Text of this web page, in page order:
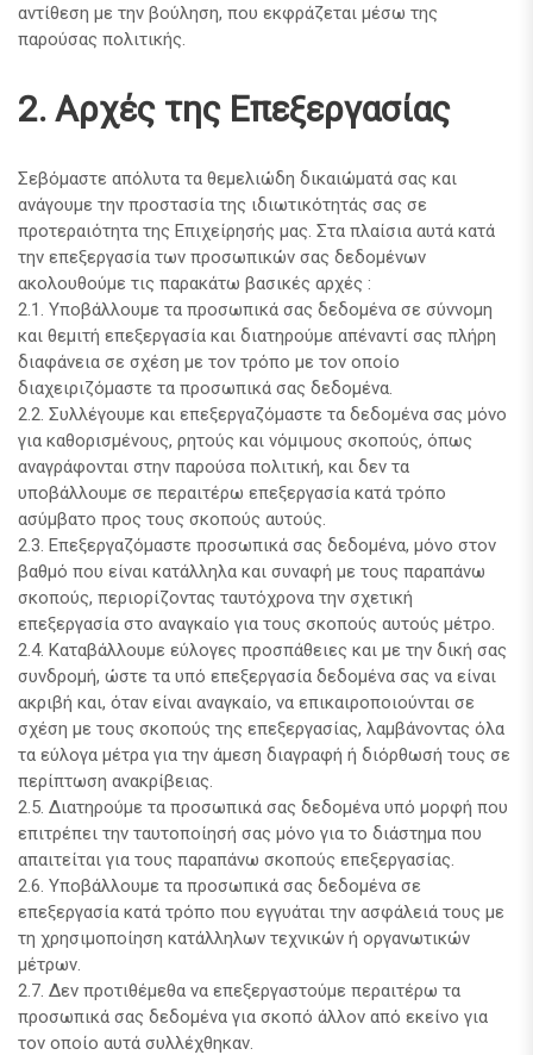
αντίθεση με την βούληση, που εκφράζεται μέσω της
παρούσας πολιτικής.
2. Αρχές της Επεξεργασίας
Σεβόμαστε απόλυτα τα θεμελιώδη δικαιώματά σας και
ανάγουμε την προστασία της ιδιωτικότητάς σας σε
προτεραιότητα της Επιχείρησής μας. Στα πλαίσια αυτά κατά
την επεξεργασία των προσωπικών σας δεδομένων
ακολουθούμε τις παρακάτω βασικές αρχές :
2.1. Υποβάλλουμε τα προσωπικά σας δεδομένα σε σύννομη
και θεμιτή επεξεργασία και διατηρούμε απέναντί σας πλήρη
διαφάνεια σε σχέση με τον τρόπο με τον οποίο
διαχειριζόμαστε τα προσωπικά σας δεδομένα.
2.2. Συλλέγουμε και επεξεργαζόμαστε τα δεδομένα σας μόνο
για καθορισμένους, ρητούς και νόμιμους σκοπούς, όπως
αναγράφονται στην παρούσα πολιτική, και δεν τα
υποβάλλουμε σε περαιτέρω επεξεργασία κατά τρόπο
ασύμβατο προς τους σκοπούς αυτούς.
2.3. Επεξεργαζόμαστε προσωπικά σας δεδομένα, μόνο στον
βαθμό που είναι κατάλληλα και συναφή με τους παραπάνω
σκοπούς, περιορίζοντας ταυτόχρονα την σχετική
επεξεργασία στο αναγκαίο για τους σκοπούς αυτούς μέτρο.
2.4. Καταβάλλουμε εύλογες προσπάθειες και με την δική σας
συνδρομή, ώστε τα υπό επεξεργασία δεδομένα σας να είναι
ακριβή και, όταν είναι αναγκαίο, να επικαιροποιούνται σε
σχέση με τους σκοπούς της επεξεργασίας, λαμβάνοντας όλα
τα εύλογα μέτρα για την άμεση διαγραφή ή διόρθωσή τους σε
περίπτωση ανακρίβειας.
2.5. Διατηρούμε τα προσωπικά σας δεδομένα υπό μορφή που
επιτρέπει την ταυτοποίησή σας μόνο για το διάστημα που
απαιτείται για τους παραπάνω σκοπούς επεξεργασίας.
2.6. Υποβάλλουμε τα προσωπικά σας δεδομένα σε
επεξεργασία κατά τρόπο που εγγυάται την ασφάλειά τους με
τη χρησιμοποίηση κατάλληλων τεχνικών ή οργανωτικών
μέτρων.
2.7. Δεν προτιθέμεθα να επεξεργαστούμε περαιτέρω τα
προσωπικά σας δεδομένα για σκοπό άλλον από εκείνο για
τον οποίο αυτά συλλέχθηκαν.